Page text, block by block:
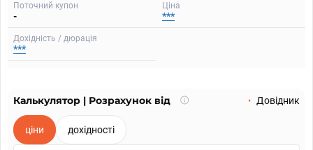
Поточний купон
-
Ціна
***
Дохідність / дюрація
***
Калькулятор | Розрахунок від
Що
Довідник
ціни дохідності